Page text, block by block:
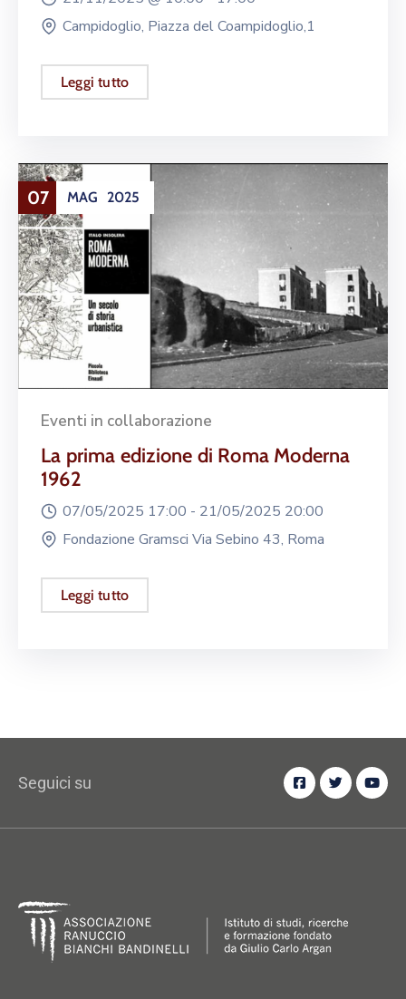
Campidoglio, Piazza del Coampidoglio,1
Leggi tutto
07 MAG 2025
Eventi in collaborazione
La prima edizione di Roma Moderna
1962
07/05/2025 17:00 - 21/05/2025 20:00
Fondazione Gramsci Via Sebino 43, Roma
Leggi tutto
Seguici su